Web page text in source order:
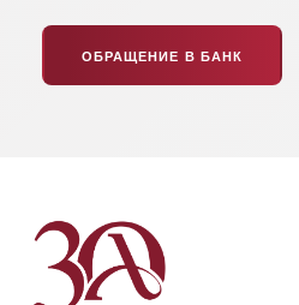
ОБРАЩЕНИЕ В БАНК